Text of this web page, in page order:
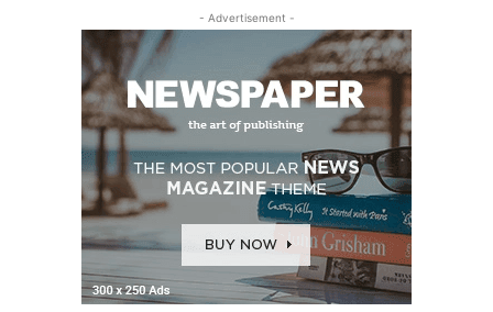
- Advertisement -